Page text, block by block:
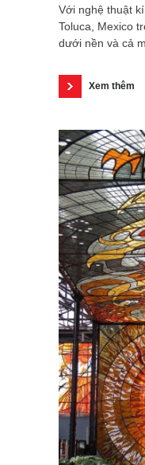
Với nghệ thuật
Toluca, Mexico
dưới nền và cả
Xem thêm